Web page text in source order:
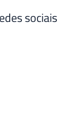
sociais